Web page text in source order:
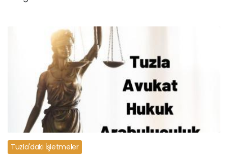
Tuzla'daki İşletmeler